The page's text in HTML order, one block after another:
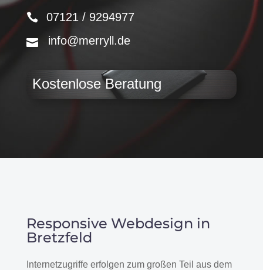
07121 / 9294977
info@merryll.de
Kostenlose Beratung
Responsive Webdesign in
Bretzfeld
Internetzugriffe erfolgen zum großen Teil aus dem